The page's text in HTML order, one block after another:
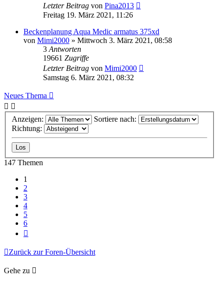
Letzter Beitrag von Pina2013
Freitag 19. März 2021, 11:26
Beckenplanung Aqua Medic armatus 375xd
von Mimi2000 » Mittwoch 3. März 2021, 08:58
3 Antworten
19661 Zugriffe
Letzter Beitrag von Mimi2000
Samstag 6. März 2021, 08:32
Neues Thema
Anzeigen:
Sortiere nach:
Richtung:
147 Themen
1
2
3
4
5
6
Zurück zur Foren-Übersicht
Gehe zu